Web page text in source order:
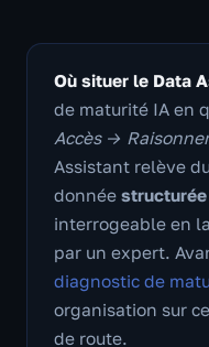
Où situer le Data
de maturité IA en
Accès →
Assistant relève
donnée structurée
interrogeable en
par un expert.
diagnostic de
organisation sur
de route.